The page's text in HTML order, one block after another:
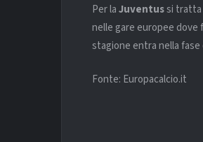
Per laJuventussi tratta
nelle gare europee dove
stagione entra nella fase
Fonte: Europacalcio.it